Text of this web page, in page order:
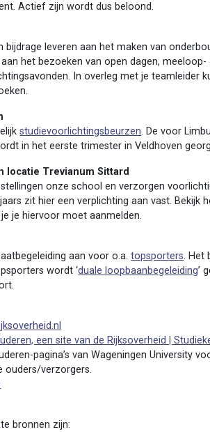
Actief zijn wordt dus beloond.
bijdrage leveren aan het maken van
het bezoeken van open dagen, meeloop-
In overleg met je teamleider
studievoorlichtingsbeurzen. De voor
in het eerste trimester in Veldhoven
locatie Trevianum Sittard
onze school en verzorgen
zit hier een verplichting aan vast. Bekijk
je hiervoor moet aanmelden.
aan voor o.a.topsporters. Het
wordt ‘duale loopbaanbegeleiding’
een site van de Rijksoverheid |
pagina’s van Wageningen University
ouders/verzorgers.
bronnen zijn: